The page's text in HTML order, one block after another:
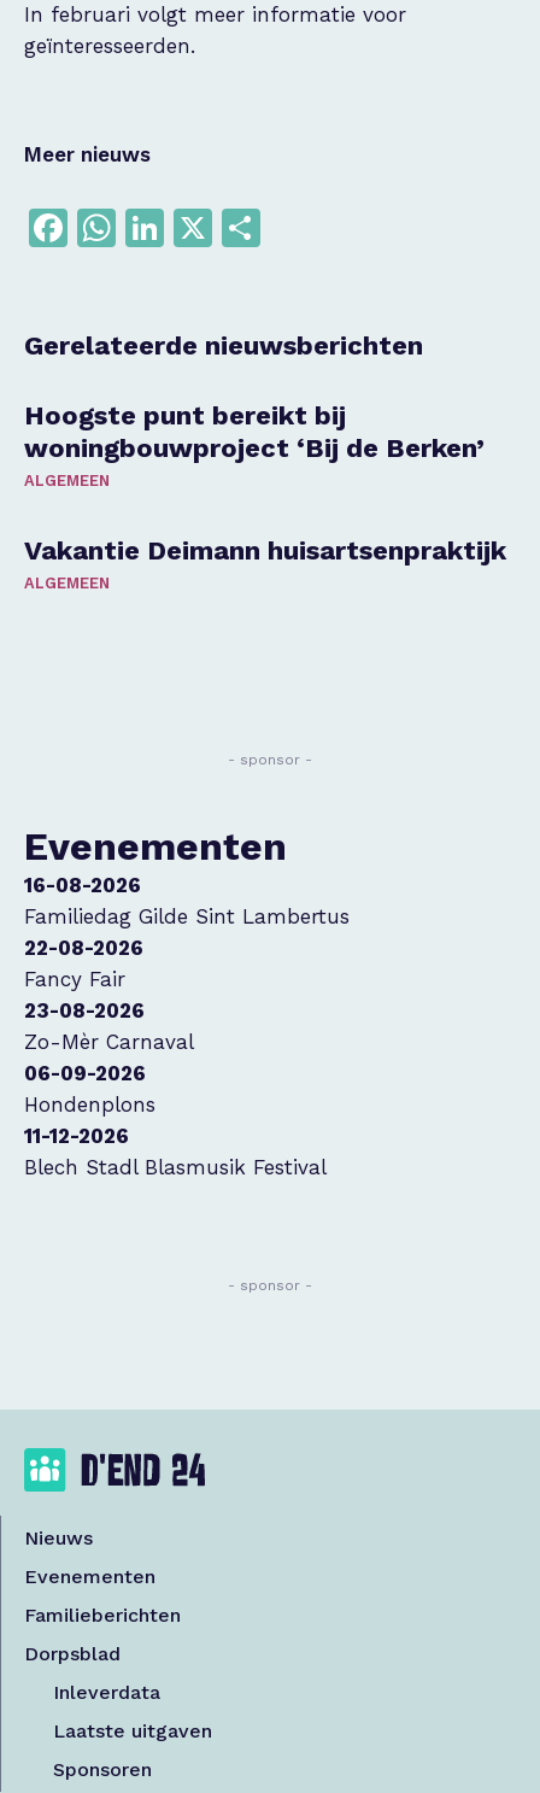
In februari volgt meer informatie voor
geïnteresseerden.
Meer nieuws
Facebook
WhatsApp
LinkedIn
X
Gerelateerde nieuwsberichten
Hoogste punt bereikt bij
woningbouwproject ‘Bij de Berken’
ALGEMEEN
Vakantie Deimann huisartsenpraktijk
ALGEMEEN
- sponsor -
Evenementen
16-08-2026
Familiedag Gilde Sint Lambertus
22-08-2026
Fancy Fair
23-08-2026
Zo-Mèr Carnaval
06-09-2026
Hondenplons
11-12-2026
Blech Stadl Blasmusik Festival
- sponsor -
Nieuws
Evenementen
Familieberichten
Dorpsblad
Inleverdata
Laatste uitgaven
Sponsoren